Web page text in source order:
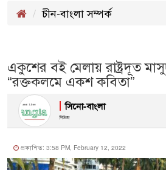
চীন-বাংলা সম্পর্ক
একুশের বই মেলায় রাষ্ট্রদূত
“রক্তকলমে একশ কবিতা”
সিনো-বাংলা
নিউজ
প্রকাশিত: 3:58 PM, February 12, 2022